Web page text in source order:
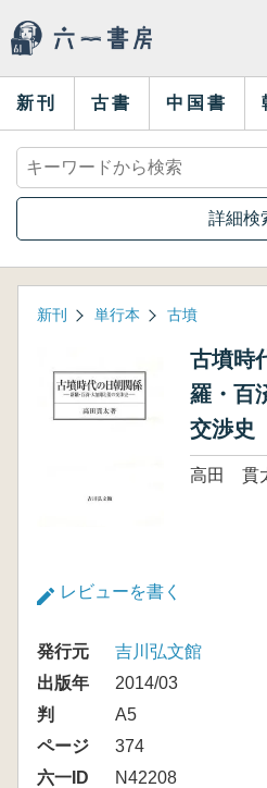
新刊 古書 中国書
詳細検
新刊 単行本 古墳
古墳時
羅・百
交渉史
高田 貫
レビューを書く
発行元
吉川弘文館
出版年
2014/03
判
A5
ページ
374
六一ID
N42208